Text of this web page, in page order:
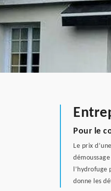
Pour le
Le prix
donne les